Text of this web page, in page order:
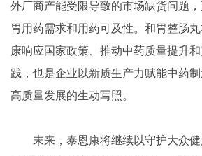
外厂商产能受限导致的市场缺货问题
胃用药需求和用药可及性。和胃整肠
康响应国家政策、推动中药质量提升
践，也是企业以新质生产力赋能中药
高质量发展的生动写照。
未来，泰恩康将继续以守护大众